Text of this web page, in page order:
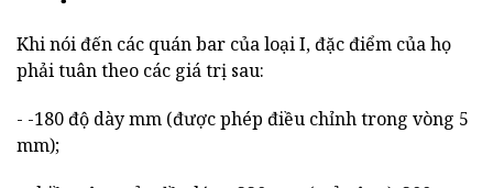
Khi nói đến các quán bar của loại I, đặc điểm của họ
phải tuân theo các giá trị sau:
- -180 độ dày mm (được phép điều chỉnh trong vòng 5
mm);